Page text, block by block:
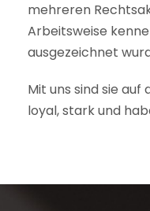
mehreren
Arbeitsweise
ausgezeichnet
Mit uns sind sie auf
loyal, stark und